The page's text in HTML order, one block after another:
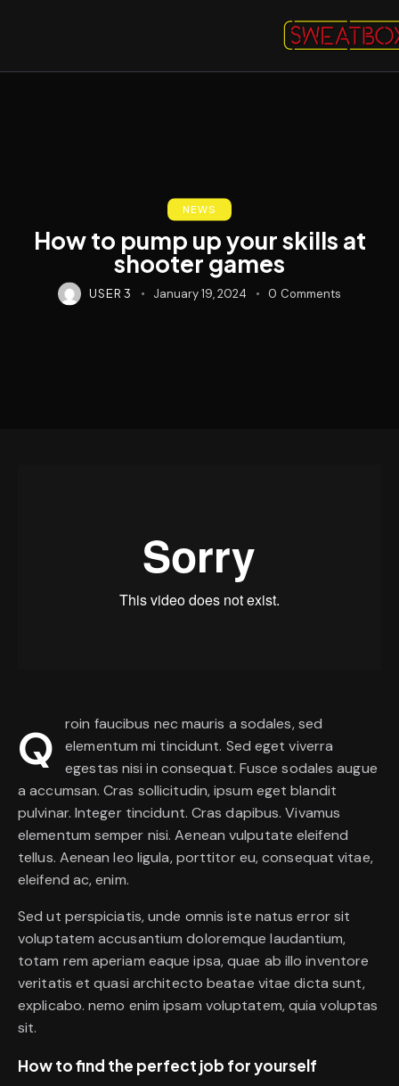
NEWS
How to pump up your skills at
shooter games
USER 3 January 19, 2024 0 Comments
Q
roin faucibus nec mauris a sodales, sed
elementum mi tincidunt. Sed eget viverra
egestas nisi in consequat. Fusce sodales augue
a accumsan. Cras sollicitudin, ipsum eget blandit
pulvinar. Integer tincidunt. Cras dapibus. Vivamus
elementum semper nisi. Aenean vulputate eleifend
tellus. Aenean leo ligula, porttitor eu, consequat vitae,
eleifend ac, enim.
Sed ut perspiciatis, unde omnis iste natus error sit
voluptatem accusantium doloremque laudantium,
totam rem aperiam eaque ipsa, quae ab illo inventore
veritatis et quasi architecto beatae vitae dicta sunt,
explicabo. nemo enim ipsam voluptatem, quia voluptas
sit.
How to find the perfect job for yourself